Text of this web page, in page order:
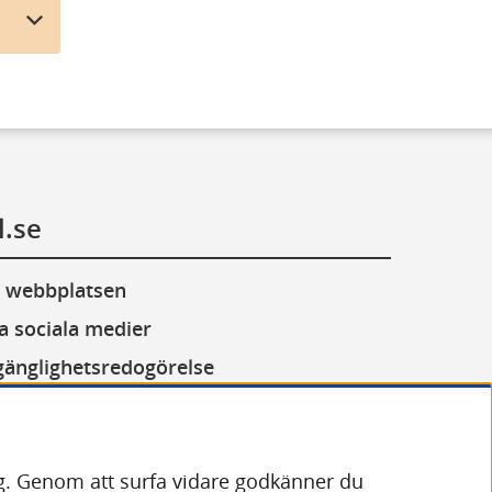
webbplatsen
sociala medier
Genom att surfa vidare godkänner du